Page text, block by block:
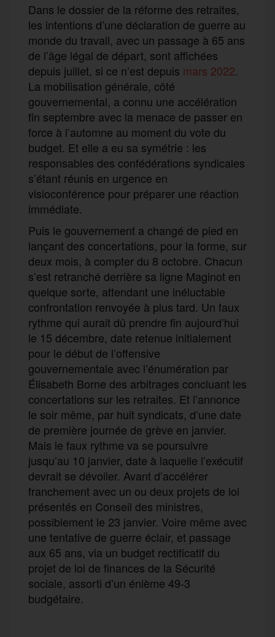
Dans le dossier de la réforme des retraites,
les intentions d’une déclaration de guerre au
monde du travail, avec un passage à 65 ans
de l’âge légal de départ, sont affichées
depuis juillet, si ce n’est depuis mars 2022.
La mobilisation générale, côté
gouvernemental, a connu une accélération
fin septembre avec la menace de passer en
force à l’automne au moment du vote du
budget. Et elle a eu sa symétrie : les
responsables des confédérations syndicales
s’étant réunis en urgence en
visioconférence pour préparer une réaction
immédiate.
Puis le gouvernement a changé de pied en
lançant des concertations, pour la forme, sur
deux mois, à compter du 8 octobre. Chacun
s’est retranché derrière sa ligne Maginot en
quelque sorte, attendant une inéluctable
confrontation renvoyée à plus tard. Un faux
rythme qui aurait dû prendre fin aujourd’hui
le 15 décembre, date retenue initialement
pour le début de l’offensive
gouvernementale avec l’énumération par
Élisabeth Borne des arbitrages concluant les
concertations sur les retraites. Et l’annonce
le soir même, par huit syndicats, d’une date
de première journée de grève en janvier.
Mais le faux rythme va se poursuivre
jusqu’au 10 janvier, date à laquelle l’exécutif
devrait se dévoiler. Avant d’accélérer
franchement avec un ou deux projets de loi
présentés en Conseil des ministres,
possiblement le 23 janvier. Voire même avec
une tentative de guerre éclair, et passage
aux 65 ans, via un budget rectificatif du
projet de loi de finances de la Sécurité
sociale, assorti d’un énième 49-3
budgétaire.